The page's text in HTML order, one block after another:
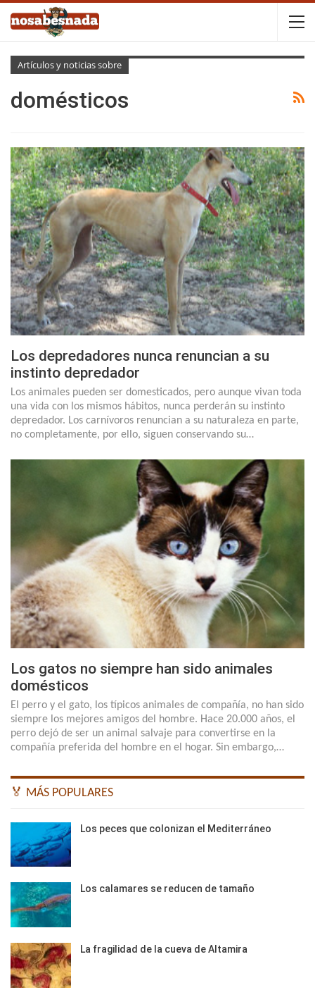
Artículos y noticias sobre
domésticos
Los depredadores nunca renuncian a su
instinto depredador
Los animales pueden ser domesticados, pero aunque vivan toda
una vida con los mismos hábitos, nunca perderán su instinto
depredador. Los carnívoros renuncian a su naturaleza en parte,
no completamente, por ello, siguen conservando su…
Los gatos no siempre han sido animales
domésticos
El perro y el gato, los típicos animales de compañía, no han sido
siempre los mejores amigos del hombre. Hace 20.000 años, el
perro dejó de ser un animal salvaje para convertirse en la
compañía preferida del hombre en el hogar. Sin embargo,…
🏅 MÁS POPULARES
Los peces que colonizan el Mediterráneo
Los calamares se reducen de tamaño
La fragilidad de la cueva de Altamira